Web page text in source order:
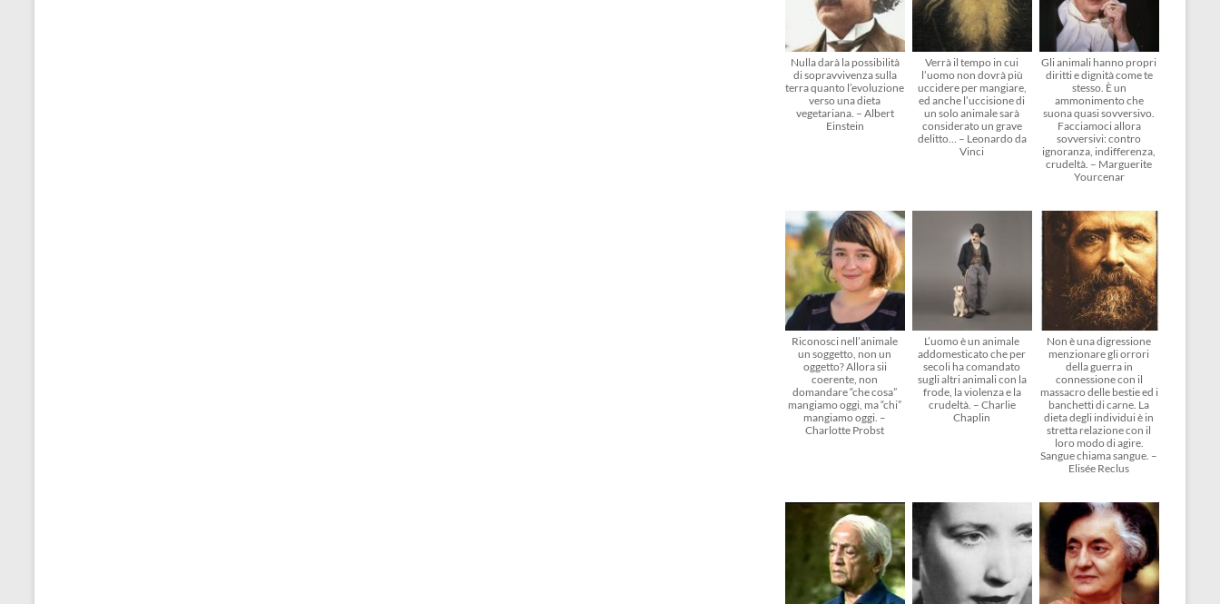
Nulla darà la possibilità
di sopravvivenza sulla
terra quanto l’evoluzione
verso una dieta
vegetariana. – Albert
Einstein
Verrà il tempo in cui
l’uomo non dovrà più
uccidere per mangiare,
ed anche l’uccisione di
un solo animale sarà
considerato un grave
delitto… – Leonardo da
Vinci
Gli animali hanno propri
diritti e dignità come te
stesso. È un
ammonimento che
suona quasi sovversivo.
Facciamoci allora
sovversivi: contro
ignoranza, indifferenza,
crudeltà. – Marguerite
Yourcenar
Riconosci nell’animale
un soggetto, non un
oggetto? Allora sii
coerente, non
domandare “che cosa”
mangiamo oggi, ma “chi”
mangiamo oggi. –
Charlotte Probst
L’uomo è un animale
addomesticato che per
secoli ha comandato
sugli altri animali con la
frode, la violenza e la
crudeltà. – Charlie
Chaplin
Non è una digressione
menzionare gli orrori
della guerra in
connessione con il
massacro delle bestie ed i
banchetti di carne. La
dieta degli individui è in
stretta relazione con il
loro modo di agire.
Sangue chiama sangue. –
Elisée Reclus